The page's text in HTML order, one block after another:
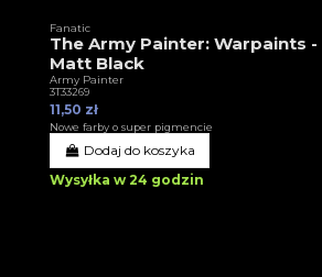
Fanatic
The Army Painter: Warpaints -
Matt Black
Army Painter
3T33269
11,50 zł
Nowe farby o super pigmencie
Dodaj do koszyka
Wysyłka w 24 godzin